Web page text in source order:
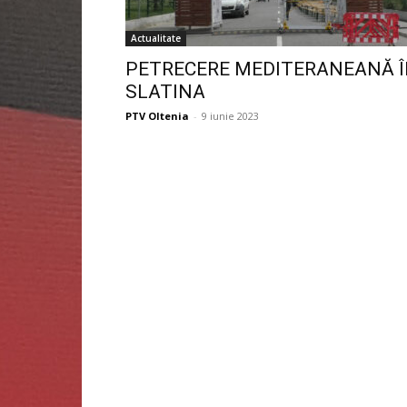
Actualitate
PETRECERE MEDITERANEANĂ
SLATINA
PTV Oltenia - 9 iunie 2023